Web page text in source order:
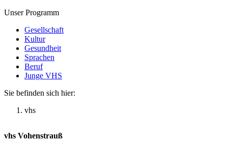
Unser Programm
Gesellschaft
Kultur
Gesundheit
Sprachen
Beruf
Junge VHS
Sie befinden sich hier:
vhs
vhs Vohenstrauß